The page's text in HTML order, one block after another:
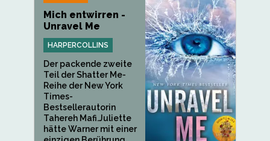
Mich entwirren -
Unravel Me
HARPERCOLLINS
Der packende zweite
Teil der Shatter Me-
Reihe der New York
Times-
Bestsellerautorin
Tahereh Mafi.Juliette
hätte Warner mit einer